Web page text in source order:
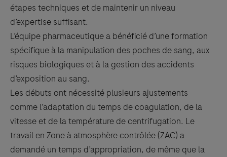
étapes techniques et de maintenir un niveau
d’expertise suffisant.
L’équipe pharmaceutique a bénéficié d’une formation
spécifique à la manipulation des poches de sang, aux
risques biologiques et à la gestion des accidents
d’exposition au sang.
Les débuts ont nécessité plusieurs ajustements
comme l’adaptation du temps de coagulation, de la
vitesse et de la température de centrifugation. Le
travail en Zone à atmosphère contrôlée (ZAC) a
demandé un temps d’appropriation, de même que la